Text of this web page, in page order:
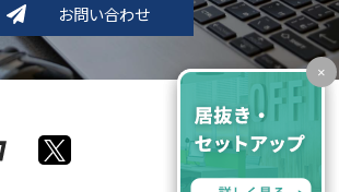
×
お問い合わせ